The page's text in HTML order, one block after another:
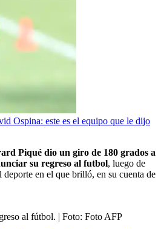
Ospina: este es el equipo que le dijo
Piqué dio un giro de 180 grados a
su regreso al futbol, luego de
deporte en el que brilló, en su cuenta de
al fútbol. | Foto: Foto AFP